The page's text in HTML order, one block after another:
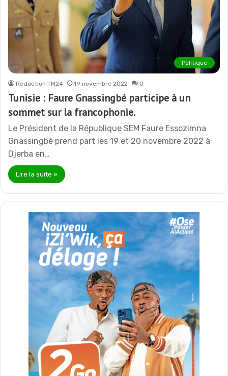
Politique
Redaction TM24 19 novembre 2022 0
Tunisie : Faure Gnassingbé participe à un
sommet sur la francophonie.
Le Président de la République SEM Faure Essozimna
Gnassingbé prend part les 19 et 20 novembre 2022 à
Djerba en…
Lire la suite »